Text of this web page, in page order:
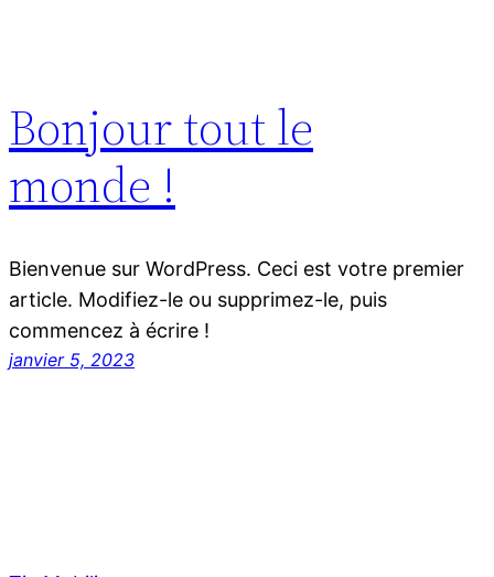
Bonjour tout le
monde !
Bienvenue sur WordPress. Ceci est votre premier
article. Modifiez-le ou supprimez-le, puis
commencez à écrire !
janvier 5, 2023